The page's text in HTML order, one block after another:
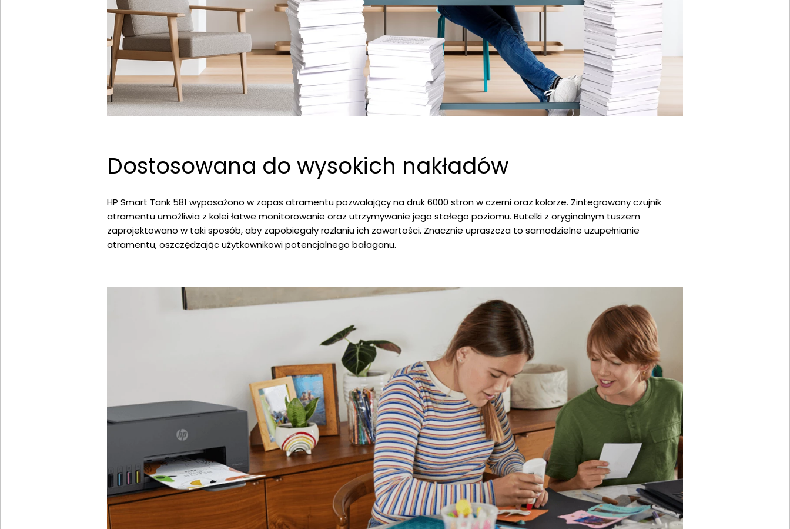
Dostosowana do wysokich nakładów
HP Smart Tank 581 wyposażono w zapas atramentu pozwalający na druk 6000 stron w czerni oraz kolorze. Zintegrowany czujnik
atramentu umożliwia z kolei łatwe monitorowanie oraz utrzymywanie jego stałego poziomu. Butelki z oryginalnym tuszem
zaprojektowano w taki sposób, aby zapobiegały rozlaniu ich zawartości. Znacznie upraszcza to samodzielne uzupełnianie
atramentu, oszczędzając użytkownikowi potencjalnego bałaganu.